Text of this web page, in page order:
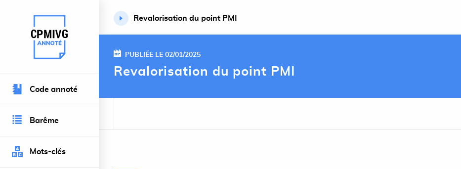
Retour à l’accueil du site
Code annoté
Barême
Mots-clés
Revalorisation du point PMI
PUBLIÉE LE 02/01/2025
Revalorisation du point PMI